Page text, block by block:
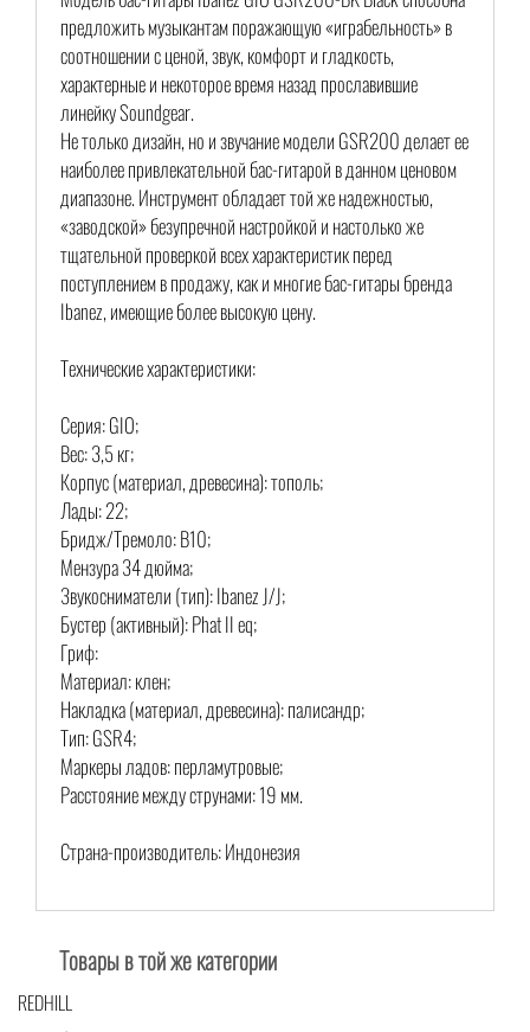
предложить музыкантам поражающую «играбельность» в
соотношении с ценой, звук, комфорт и гладкость,
характерные и некоторое время назад прославившие
линейку Soundgear.
Не только дизайн, но и звучание модели GSR200 делает ее
наиболее привлекательной бас-гитарой в данном ценовом
диапазоне. Инструмент обладает той же надежностью,
«заводской» безупречной настройкой и настолько же
тщательной проверкой всех характеристик перед
поступлением в продажу, как и многие бас-гитары бренда
Ibanez, имеющие более высокую цену.
Технические характеристики:
Серия: GIO;
Вес: 3,5 кг;
Корпус (материал, древесина): тополь;
Лады: 22;
Бридж/Тремоло: B10;
Мензура 34 дюйма;
Звукосниматели (тип): Ibanez J/J;
Бустер (активный): Phat II eq;
Гриф:
Материал: клен;
Накладка (материал, древесина): палисандр;
Тип: GSR4;
Маркеры ладов: перламутровые;
Расстояние между струнами: 19 мм.
Страна-производитель: Индонезия
Товары в той же категории
REDHILL